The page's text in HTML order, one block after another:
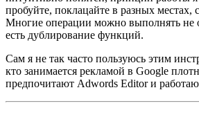
пробуйте, поклацайте в разных местах,
Многие операции можно выполнять
есть дублирование функций.
Сам я не так часто пользуюсь этим
кто занимается рекламой в Google
предпочитают Adwords Editor и